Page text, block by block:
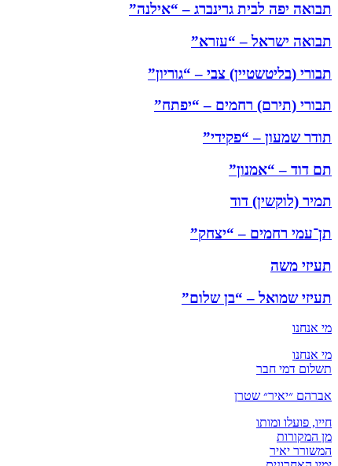
תבואה יפה לבית גרינברג – “אילנה”
תבואה ישראל – “עזרא”
תבורי (בליטשטיין) צבי – “גוריון”
תבורי (תירם) רחמים – “יפתח”
תודר שמעון – “פקידי”
תם דוד – “אמנון”
תמיר (לוקשין) דוד
תן־עמי רחמים – “יצחק”
תעיזי משה
תעיזי שמואל – “בן שלום”
מי אנחנו
מי אנחנו
תשלום דמי חבר
אברהם ״יאיר״ שטרן
חייו, פועלו ומותו
מן המקורות
המשורר יאיר